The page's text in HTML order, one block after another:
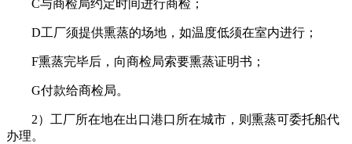
C与商检局约定时间进行商检；
D工厂须提供熏蒸的场地，如温度低须在室内进行；
F熏蒸完毕后，向商检局索要熏蒸证明书；
G付款给商检局。
2）工厂所在地在出口港口所在城市，则熏蒸可委托船代
办理。